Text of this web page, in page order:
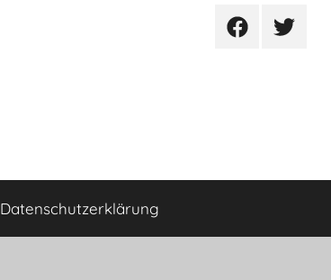
FacebookTwitter
Datenschutzerklärung